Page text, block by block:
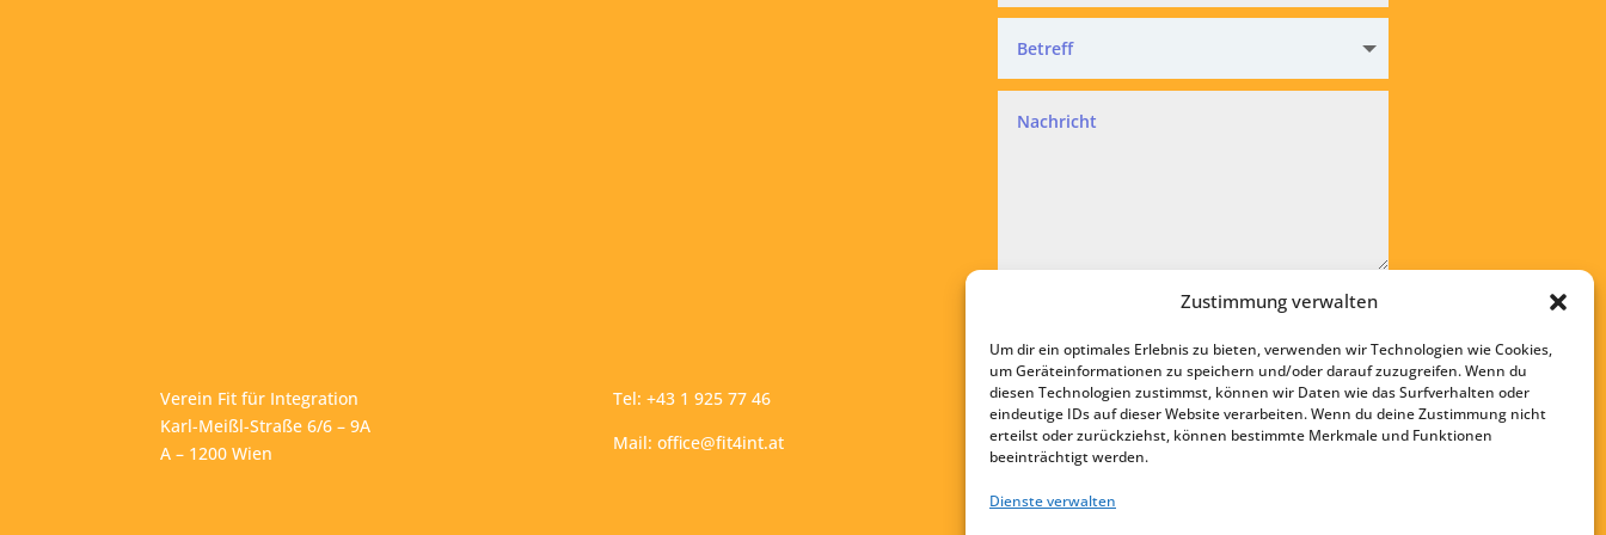
Zustimmung verwalten
Um dir ein optimales Erlebnis zu bieten, verwenden wir Technologien wie Cookies,
um Geräteinformationen zu speichern und/oder darauf zuzugreifen. Wenn du
diesen Technologien zustimmst, können wir Daten wie das Surfverhalten oder
eindeutige IDs auf dieser Website verarbeiten. Wenn du deine Zustimmung nicht
erteilst oder zurückziehst, können bestimmte Merkmale und Funktionen
beeinträchtigt werden.
Dienste verwalten
Datenschutz
Datenschutzvereinbarung
Absenden
Verein Fit für Integration
Karl-Meißl-Straße 6/6 – 9A
A – 1200 Wien
Tel: +43 1 925 77 46
Mail: office@fit4int.at
Startseite
Kontakt
Impressum
Datenschutz